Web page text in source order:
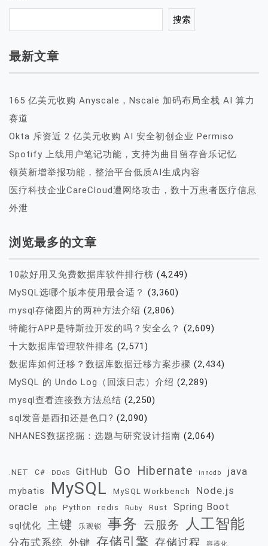
搜索
最新文章
165 亿美元收购 Anyscale，Nscale 加码布局全栈 AI 算力
赛道
Okta 斥资近 2 亿美元收购 AI 安全初创企业 Permiso
Spotify 上线用户笔记功能，支持为曲目留存音乐记忆
领英新增举报功能，整治平台低质AI生成内容
医疗科技企业CareCloud遭网络攻击，数十万患者医疗信息
外泄
浏览最多的文章
10款好用又免费数据库软件排行榜 (4,249)
MySQL选哪个版本使用最合适？ (3,360)
mysql存储图片的两种方法介绍 (2,806)
特能行APP是特斯拉开发的吗？安全么？ (2,609)
十大数据库管理软件排名 (2,571)
数据库如何迁移？数据库数据迁移方案步骤 (2,434)
MySQL 的 Undo Log（回滚日志）介绍 (2,289)
mysql查看连接数方法总结 (2,250)
sql发音是西扣还是色口? (2,090)
NHANES数据挖掘：选题与研究设计指南 (2,064)
.NET C# DDoS GitHub Go Hibernate innodb java
mybatis MySQL MySQL Workbench Node.js
oracle php Python redis Ruby Rust Spring Boot
sql优化 主键 乐观锁 事务 云服务 人工智能
分布式系统 外键 存储引擎 存储过程 容器化